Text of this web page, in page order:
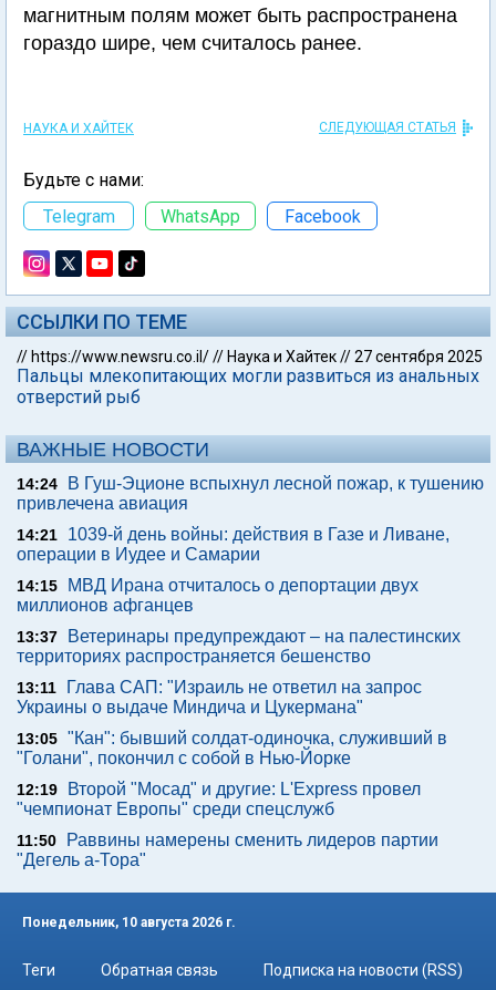
магнитным полям может быть распространена
гораздо шире, чем считалось ранее.
НАУКА И ХАЙТЕК СЛЕДУЮЩАЯ СТАТЬЯ
Будьте с нами:
Telegram
WhatsApp Facebook
ССЫЛКИ ПО ТЕМЕ
// https://www.newsru.co.il/// Наука и Хайтек//27 сентября 2025
Пальцы млекопитающих могли развиться из анальных
отверстий рыб
ВАЖНЫЕ НОВОСТИ
14:24
В Гуш-Эционе вспыхнул лесной пожар, к тушению
привлечена авиация
14:21
1039-й день войны: действия в Газе и Ливане,
операции в Иудее и Самарии
14:15
МВД Ирана отчиталось о депортации двух
миллионов афганцев
13:37
Ветеринары предупреждают – на палестинских
территориях распространяется бешенство
13:11
Глава САП: "Израиль не ответил на запрос
Украины о выдаче Миндича и Цукермана"
13:05 "Кан": бывший солдат-одиночка, служивший в
"Голани", покончил с собой в Нью-Йорке
12:19
Второй "Мосад" и другие: L'Express провел
"чемпионат Европы" среди спецслужб
11:50
Раввины намерены сменить лидеров партии
"Дегель а-Тора"
Понедельник, 10 августа 2026 г.
Теги Обратная связь
Подписка на новости (RSS)